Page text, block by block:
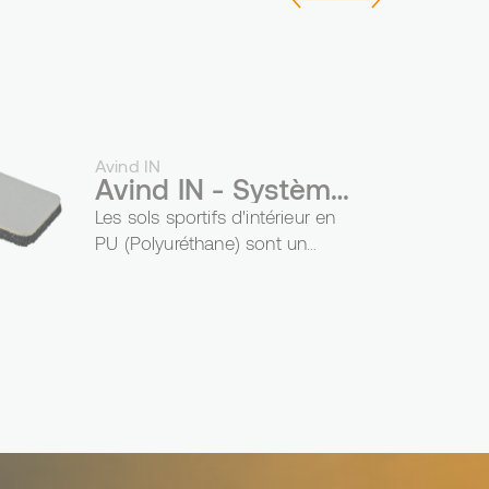
en PU sont-
en PU et
Avind IN
Avind IN - Système
d'intérieur en PU
Les sols sportifs d'intérieur en
PU (Polyuréthane) sont un